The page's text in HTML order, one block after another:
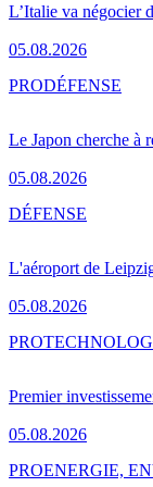
L’Italie va négocier
05.08.2026
Le Japon cherche à
05.08.2026
PRODÉFENSE
L'aéroport de
05.08.2026
DÉFENSE
Premier
05.08.2026
PRO
PROENERGIE,